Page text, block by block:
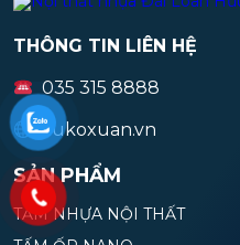
THÔNG TIN LIÊN HỆ
035 315 8888
zukoxuan.vn
SẢN PHẨM
TẤM NHỰA NỘI THẤT